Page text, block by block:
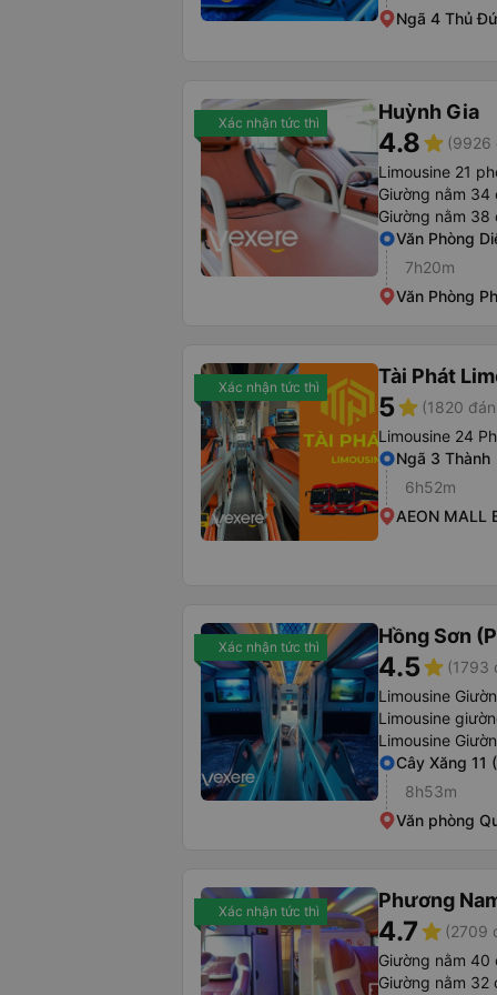
Ngã 4 Thủ
Xác nhận tức thì Huỳnh Gia
4.8star (9926
Limousine 21
Giường nằm 34
Giường nằm 38
Văn Phòng
7h20m
Văn Phòng
Xác nhận tức thì Tài Phát
5star (1820
Limousine 24
Ngã 3 Thành
6h52m
AEON MALL
Xác nhận tức thì Hồng Sơn
4.5star (1793
Limousine
Limousine
Limousine
Cây Xăng 11
8h53m
Văn phòng
Xác nhận tức thì Phương
4.7star (2709
Giường nằm 40
Giường nằm 32